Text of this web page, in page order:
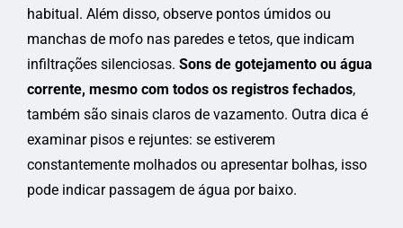
habitual. Além disso, observe pontos úmidos ou
manchas de mofo nas paredes e tetos, que indicam
infiltrações silenciosas. Sons de gotejamento ou água
corrente, mesmo com todos os registros fechados,
também são sinais claros de vazamento. Outra dica é
examinar pisos e rejuntes: se estiverem
constantemente molhados ou apresentar bolhas, isso
pode indicar passagem de água por baixo.